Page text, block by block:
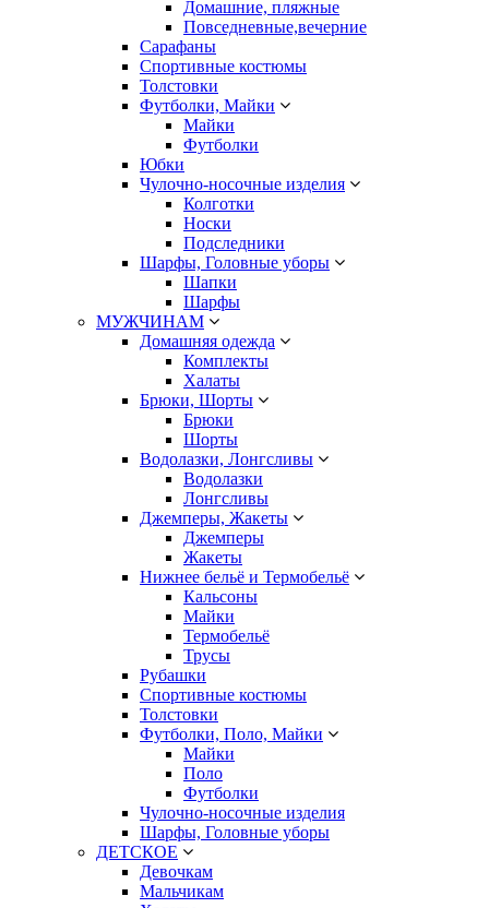
Домашние, пляжные
Повседневные,вечерние
Сарафаны
Спортивные костюмы
Толстовки
Футболки, Майки
Майки
Футболки
Юбки
Чулочно-носочные изделия
Колготки
Носки
Подследники
Шарфы, Головные уборы
Шапки
Шарфы
МУЖЧИНАМ
Домашняя одежда
Комплекты
Халаты
Брюки, Шорты
Брюки
Шорты
Водолазки, Лонгсливы
Водолазки
Лонгсливы
Джемперы, Жакеты
Джемперы
Жакеты
Нижнее бельё и Термобельё
Кальсоны
Майки
Термобельё
Трусы
Рубашки
Спортивные костюмы
Толстовки
Футболки, Поло, Майки
Майки
Поло
Футболки
Чулочно-носочные изделия
Шарфы, Головные уборы
ДЕТСКОЕ
Девочкам
Мальчикам